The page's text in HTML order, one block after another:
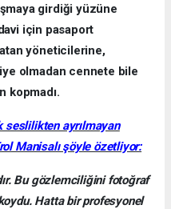
girdiği yüzüne
için pasaport
yöneticilerine,
olmadan cennete bile
kopmadı.
seslilikten ayrılmayan
Manisalı şöyle özetliyor:
Bu gözlemciliğini fotoğraf
Hatta bir profesyonel